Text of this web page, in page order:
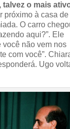
talvez o mais
próximo à casa de
O carro
aqui?”. Ele
você não vem nos
com você”.
Ugo